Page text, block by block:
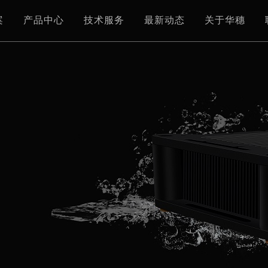
产品中心 技术服务 最新动态 关于华穗